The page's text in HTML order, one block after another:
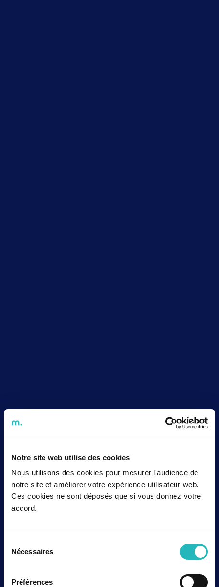
Notre site web utilise des cookies
Nous utilisons des cookies pour mesurer l'audience de
notre site et améliorer votre expérience utilisateur web.
Ces cookies ne sont déposés que si vous donnez votre
accord.
Nécessaires
Préférences